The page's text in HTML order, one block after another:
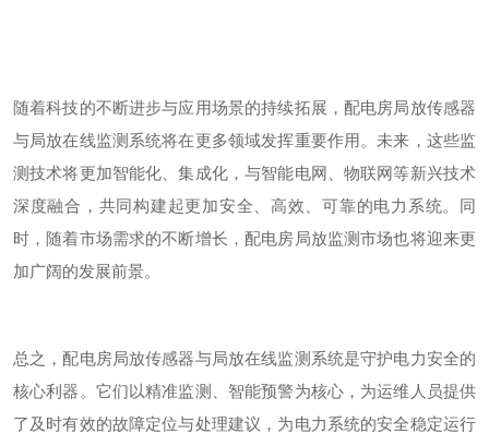
随着科技的不断进步与应用场景的持续拓展，配电房局放传感器
与局放在线监测系统将在更多领域发挥重要作用。未来，这些监
测技术将更加智能化、集成化，与智能电网、物联网等新兴技术
深度融合，共同构建起更加安全、高效、可靠的电力系统。同
时，随着市场需求的不断增长，配电房局放监测市场也将迎来更
加广阔的发展前景。
总之，配电房局放传感器与局放在线监测系统是守护电力安全的
核心利器。它们以精准监测、智能预警为核心，为运维人员提供
了及时有效的故障定位与处理建议，为电力系统的安全稳定运行